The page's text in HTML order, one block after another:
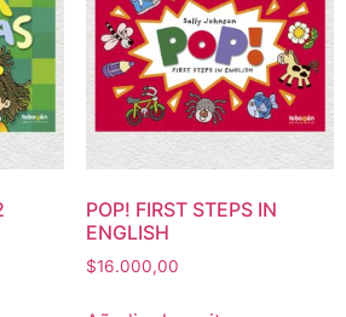
POP! FIRST STEPS IN
ENGLISH
$16.000,00